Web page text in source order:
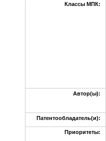
Классы МПК:
Автор(ы):
Патентообладатель(и):
Приоритеты: